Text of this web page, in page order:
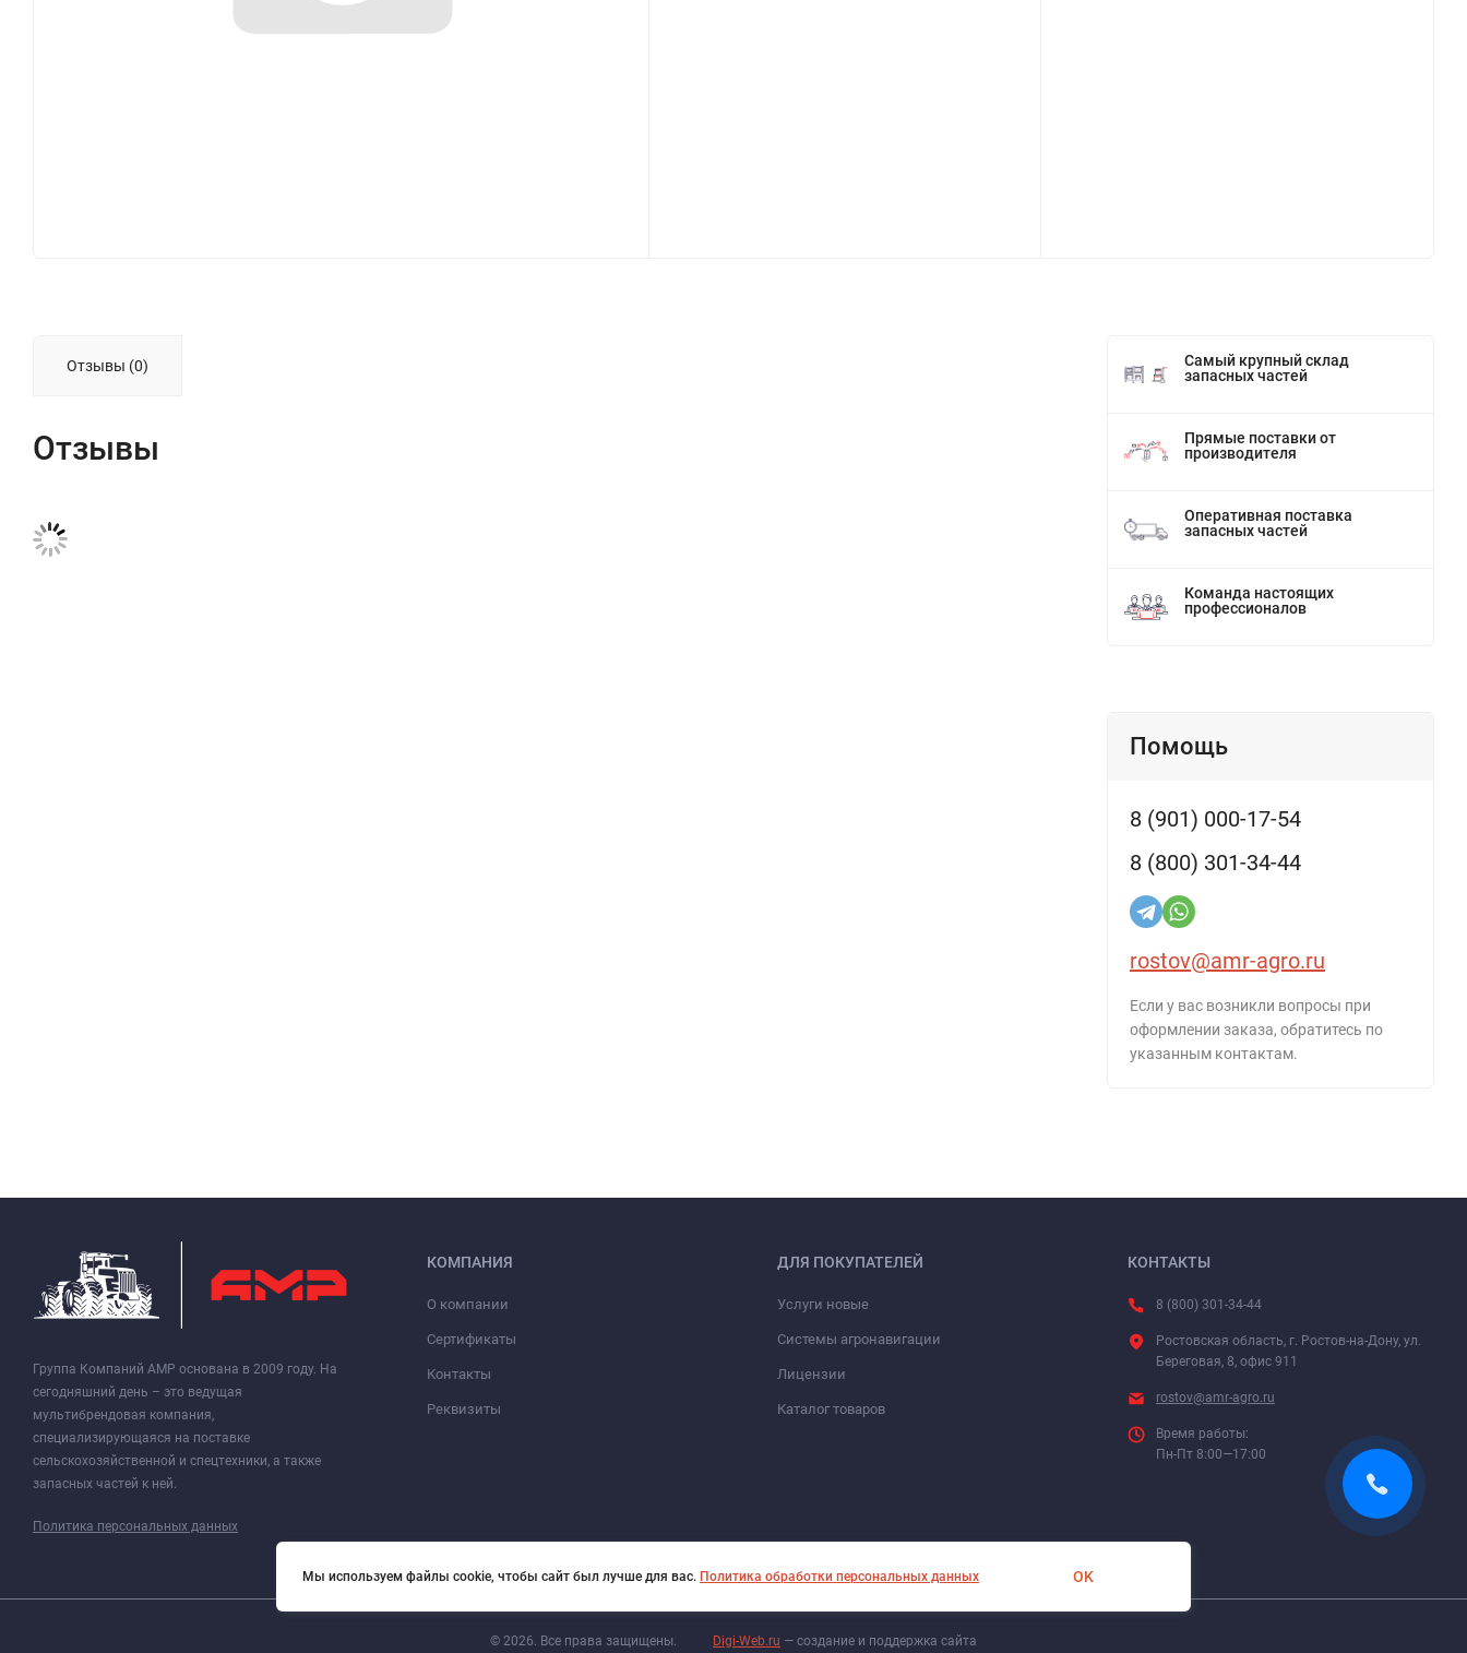
Отзывы (0)
Отзывы
Самый крупный склад
запасных частей
Прямые поставки от
производителя
Оперативная поставка
запасных частей
Команда настоящих
профессионалов
Помощь
8 (901) 000-17-54
8 (800) 301-34-44
rostov@amr-agro.ru
Если у вас возникли вопросы при
оформлении заказа, обратитесь по
указанным контактам.
Группа Компаний АМР основана в 2009 году. На
сегодняшний день – это ведущая
мультибрендовая компания,
специализирующаяся на поставке
сельскохозяйственной и спецтехники, а также
запасных частей к ней.
Политика персональных данных
КОМПАНИЯ
О компании
Сертификаты
Контакты
Реквизиты
ДЛЯ ПОКУПАТЕЛЕЙ
Услуги новые
Системы агронавигации
Лицензии
Каталог товаров
КОНТАКТЫ
8 (800) 301-34-44
Ростовская область, г. Ростов-на-Дону, ул.
Береговая, 8, офис 911
rostov@amr-agro.ru
Время работы:
Пн-Пт 8:00—17:00
© 2026. Все права защищены. Digi-Web.ru — создание и поддержка сайта
Мы используем файлы cookie, чтобы сайт был лучше для вас. Политика обработки персональных данных OK